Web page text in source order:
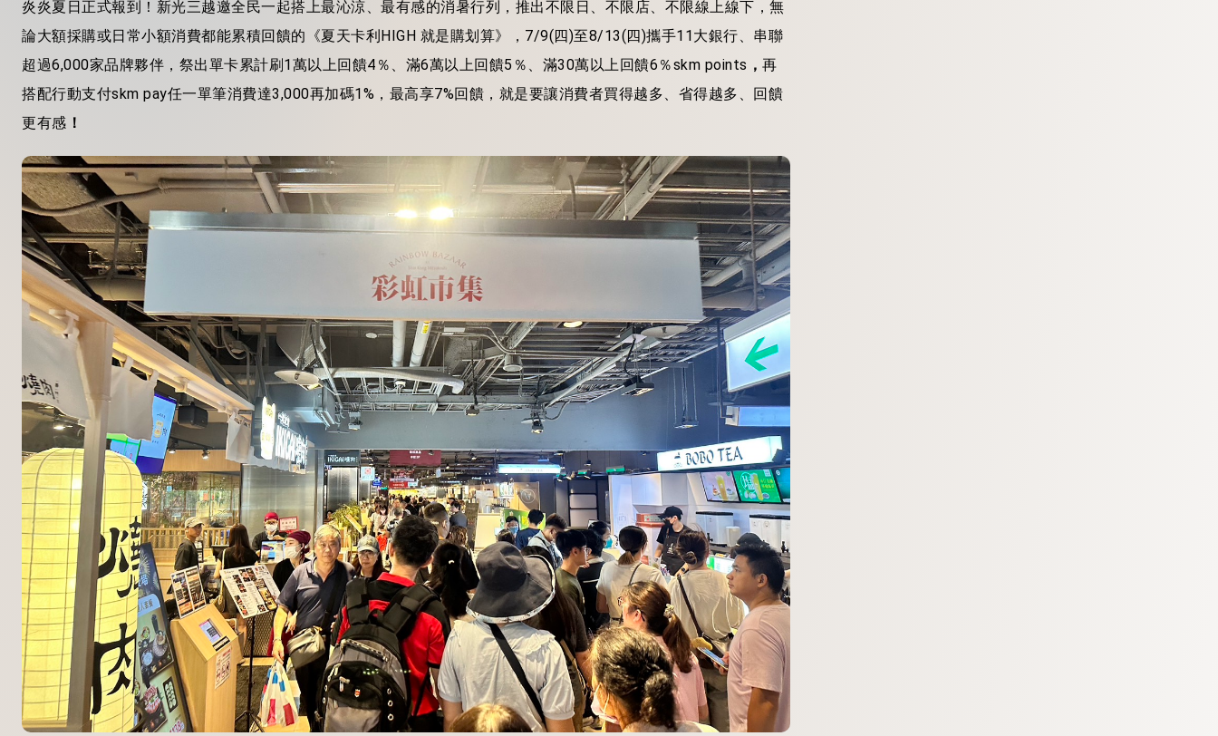
炎炎夏日正式報到！新光三越邀全民一起搭上最沁涼、最有感的消暑行列，推出不限日、不限店、不限線上線下，無
論大額採購或日常小額消費都能累積回饋的《夏天卡利HIGH 就是購划算》 ， 7/9(四)至8/13(四)攜手11大銀行、串聯
超過6,000家品牌夥伴，祭出單卡累計刷1萬以上回饋4 ％、滿6萬以上回饋5 ％、滿30萬以上回饋6 ％skm points ， 再
搭配行動支付skm pay任一單筆消費達3,000再加碼1%，最高享7%回饋，就是要讓消費者買得越多、省得越多、回饋
更有感 ！